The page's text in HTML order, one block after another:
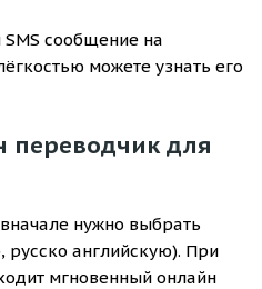
сообщение на
можете узнать его
для
нужно выбрать
английскую). При
мгновенный онлайн